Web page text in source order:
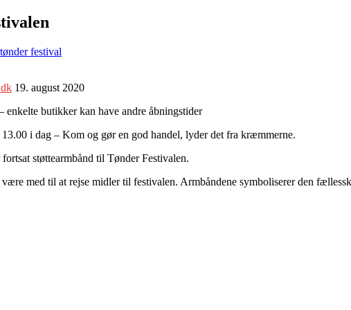
tønder festival
19. august 2020
butikker kan have andre åbningstider
i dag – Kom og gør en god handel, lyder det fra kræmmerne.
støttearmbånd til Tønder Festivalen.
være med til at rejse midler til festivalen. Armbåndene symboliserer den